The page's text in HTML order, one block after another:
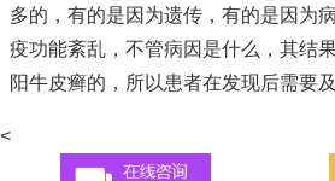
多的，有的是因为遗传，有的是因为
疫功能紊乱，不管病因是什么，其结
阳牛皮癣的，所以患者在发现后需要
<